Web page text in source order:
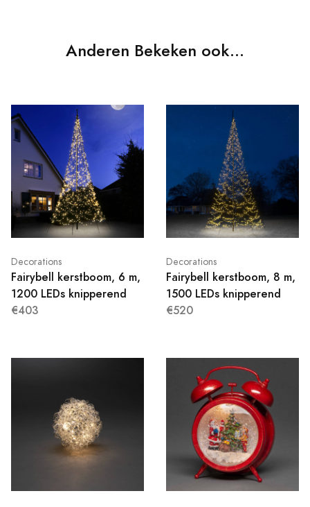
Anderen Bekeken ook...
Decorations
Fairybell kerstboom, 6 m,
1200 LEDs knipperend
€403
Decorations
Fairybell kerstboom, 8 m,
1500 LEDs knipperend
€520